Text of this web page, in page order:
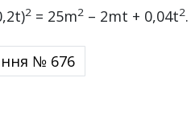
2 = 25m2 – 2mt + 0,04t2.
№ 676
№ 676